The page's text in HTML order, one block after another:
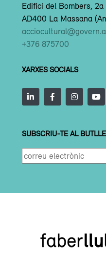
Edifici del Bombers,
AD400 La Massana
+376 875700
XARXES SOCIALS
SUBSCRIU-TE AL